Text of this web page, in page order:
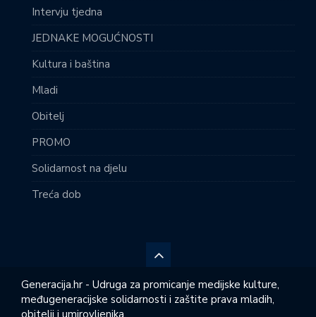
Intervju tjedna
JEDNAKE MOGUĆNOSTI
Kultura i baština
Mladi
Obitelj
PROMO
Solidarnost na djelu
Treća dob
Generacija.hr - Udruga za promicanje medijske kulture,
međugeneracijske solidarnosti i zaštite prava mladih,